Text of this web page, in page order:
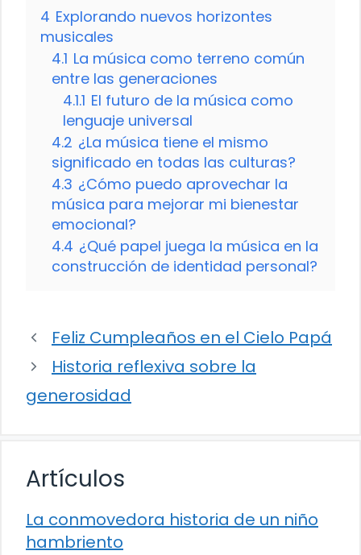
4 Explorando nuevos horizontes
musicales
4.1 La música como terreno común
entre las generaciones
4.1.1 El futuro de la música como
lenguaje universal
4.2 ¿La música tiene el mismo
significado en todas las culturas?
4.3 ¿Cómo puedo aprovechar la
música para mejorar mi bienestar
emocional?
4.4 ¿Qué papel juega la música en la
construcción de identidad personal?
Feliz Cumpleaños en el Cielo Papá
Historia reflexiva sobre la
generosidad
Artículos
La conmovedora historia de un niño
hambriento